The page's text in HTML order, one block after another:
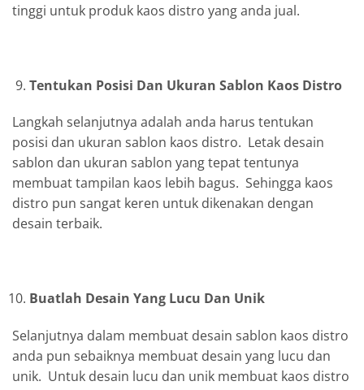
tinggi untuk produk kaos distro yang anda jual.
Tentukan Posisi Dan Ukuran Sablon Kaos Distro
Langkah selanjutnya adalah anda harus tentukan
posisi dan ukuran sablon kaos distro. Letak desain
sablon dan ukuran sablon yang tepat tentunya
membuat tampilan kaos lebih bagus. Sehingga kaos
distro pun sangat keren untuk dikenakan dengan
desain terbaik.
Buatlah Desain Yang Lucu Dan Unik
Selanjutnya dalam membuat desain sablon kaos distro
anda pun sebaiknya membuat desain yang lucu dan
unik. Untuk desain lucu dan unik membuat kaos distro